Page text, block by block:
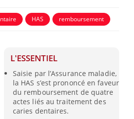
HAS remboursement
L'ESSENTIEL
Saisie par l’Assurance maladie,
la HAS s’est prononcé en faveur
du remboursement de quatre
actes liés au traitement des
caries dentaires.